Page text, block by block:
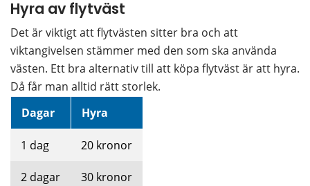
Hyra av flytväst
Det är viktigt att flytvästen sitter bra och att
viktangivelsen stämmer med den som ska använda
västen. Ett bra alternativ till att köpa flytväst är att hyra.
Då får man alltid rätt storlek.
Konstnad hyra av flytväst
Dagar Hyra
1 dag 20 kronor
2 dagar 30 kronor